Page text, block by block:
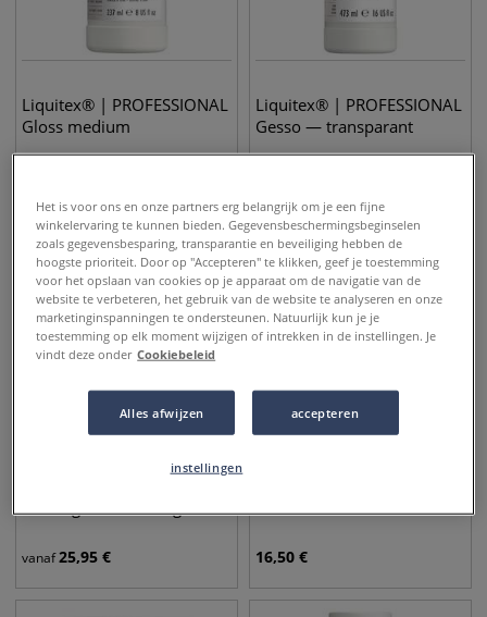
Liquitex® | PROFESSIONAL
Gloss medium
Liquitex® | PROFESSIONAL
Gesso — transparant
Pouring medium — glans
vanaf25,95 € 16,50 €
Het is voor ons en onze partners erg belangrijk om je een fijne
winkelervaring te kunnen bieden. Gegevensbeschermingsbeginselen
zoals gegevensbesparing, transparantie en beveiliging hebben de
hoogste prioriteit. Door op "Accepteren" te klikken, geef je toestemming
voor het opslaan van cookies op je apparaat om de navigatie van de
website te verbeteren, het gebruik van de website te analyseren en onze
marketinginspanningen te ondersteunen. Natuurlijk kun je je
toestemming op elk moment wijzigen of intrekken in de instellingen. Je
vindt deze onder Cookiebeleid
Alles afwijzen accepteren
instellingen